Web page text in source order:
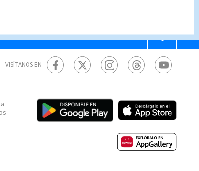
VISÍTANOS EN